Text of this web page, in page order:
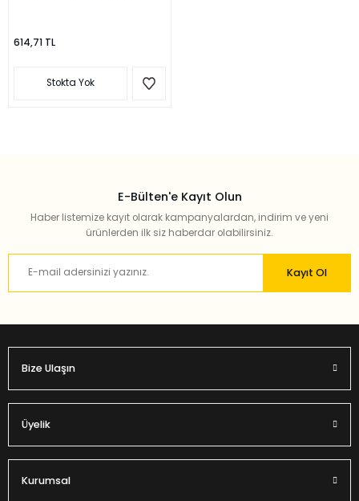
614,71 TL
Stokta Yok
E-Bülten'e Kayıt Olun
Haber listemize kayıt olarak kampanyalardan, indirim ve yeni
ürünlerden ilk siz haberdar olabilirsiniz.
Kayıt Ol
Bize Ulaşın
Üyelik
Kurumsal